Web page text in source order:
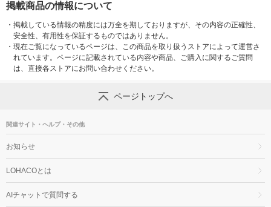
掲載商品の情報について
・ 掲載している情報の精度には万全を期しておりますが、その内容の正確性、
安全性、有用性を保証するものではありません。
・ 現在ご覧になっているページは、この商品を取り扱うストアによって運営さ
れています。ページに記載されている内容や商品、ご購入に関するご質問
は、直接各ストアにお問い合わせください。
ページトップへ
関連サイト・ヘルプ・その他
お知らせ
LOHACOとは
AIチャットで質問する